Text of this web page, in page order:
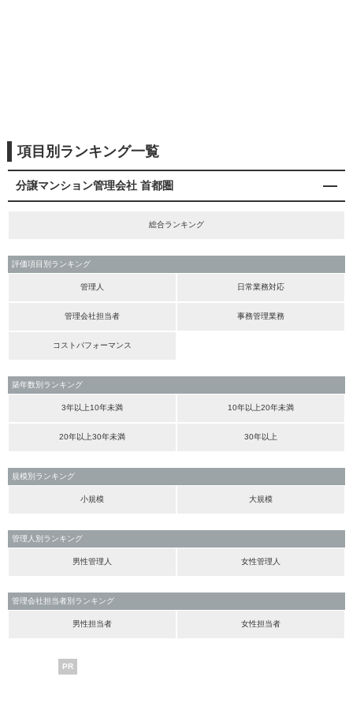
項目別ランキング一覧
分譲マンション管理会社 首都圏
総合ランキング
評価項目別ランキング
管理人 日常業務対応
管理会社担当者 事務管理業務
コストパフォーマンス
築年数別ランキング
3年以上10年未満 10年以上20年未満
20年以上30年未満 30年以上
規模別ランキング
小規模 大規模
管理人別ランキング
男性管理人 女性管理人
管理会社担当者別ランキング
男性担当者 女性担当者
PR